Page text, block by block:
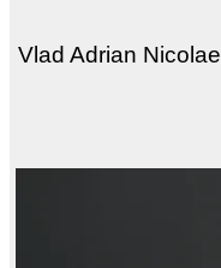
Vlad Adrian